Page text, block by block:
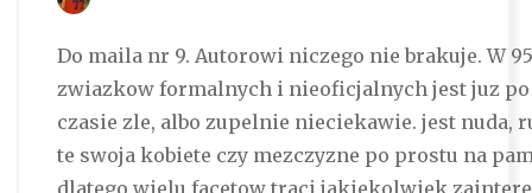
Do maila nr 9. Autorowi niczego nie brakuje. W
zwiazkow formalnych i nieoficjalnych jest juz
czasie zle, albo zupelnie nieciekawie. jest nuda,
te swoja kobiete czy mezczyzne po prostu na